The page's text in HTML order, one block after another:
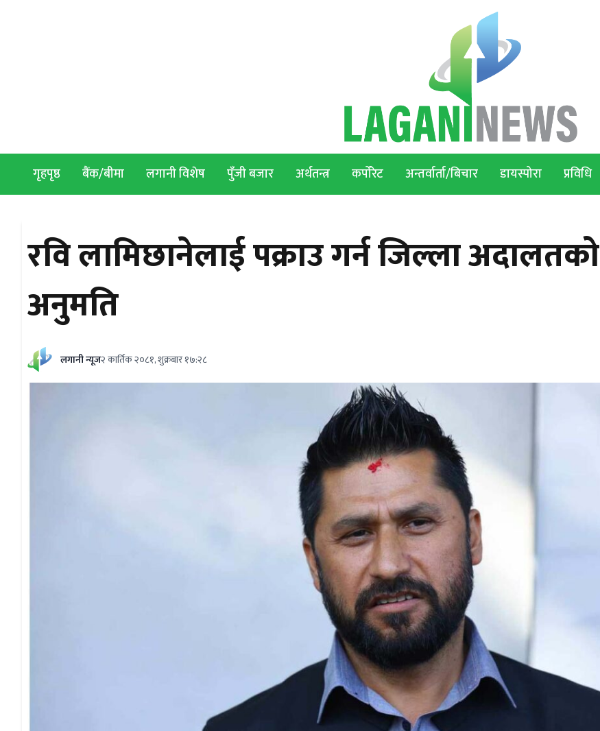
गृहपृष्ठ बैंक/बीमा लगानी विशेष पुँजी बजार अर्थतन्त्र कर्पोरेट अन्तर्वार्ता/बिचार डायस्पोरा प्रविधि
रवि लामिछानेलाई पक्राउ गर्न जिल्ला अदालतको
अनुमति
लगानी न्यूज२ कार्तिक २०८१, शुक्रबार १७:२८